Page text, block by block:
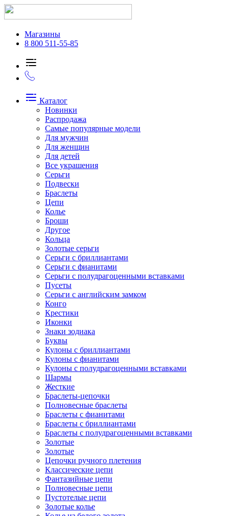
Магазины
8 800 511-55-85
Каталог
Новинки
Распродажа
Самые популярные модели
Для мужчин
Для женщин
Для детей
Все украшения
Серьги
Подвески
Браслеты
Цепи
Колье
Броши
Другое
Кольца
Золотые серьги
Серьги с бриллиантами
Серьги с фианитами
Серьги с полудрагоценными вставками
Пусеты
Серьги с английским замком
Конго
Крестики
Иконки
Знаки зодиака
Буквы
Кулоны с бриллиантами
Кулоны с фианитами
Кулоны с полудрагоценными вставками
Шармы
Жесткие
Браслеты-цепочки
Полновесные браслеты
Браслеты с фианитами
Браслеты с бриллиантами
Браслеты с полудрагоценными вставками
Золотые
Золотые
Цепочки ручного плетения
Классические цепи
Фантазийные цепи
Полновесные цепи
Пустотелые цепи
Золотые колье